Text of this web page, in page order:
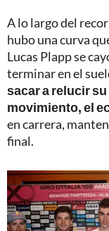
A lo largo del
hubo una curva
Lucas Plapp se
terminar en el
sacar a relucir
movimiento, el
en carrera,
final.